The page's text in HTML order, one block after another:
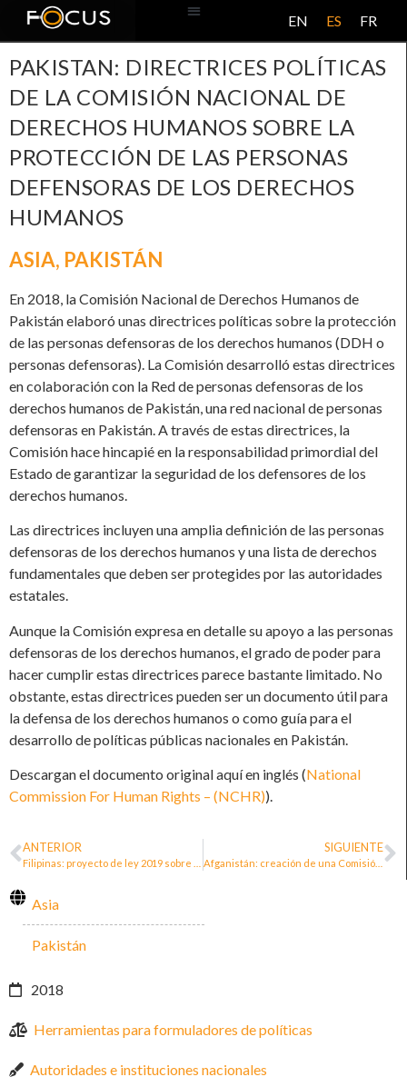
EN ES FR
PAKISTAN: DIRECTRICES POLÍTICAS
DE LA COMISIÓN NACIONAL DE
DERECHOS HUMANOS SOBRE LA
PROTECCIÓN DE LAS PERSONAS
DEFENSORAS DE LOS DERECHOS
HUMANOS
ASIA, PAKISTÁN
En 2018, la Comisión Nacional de Derechos Humanos de
Pakistán elaboró unas directrices políticas sobre la protección
de las personas defensoras de los derechos humanos (DDH o
personas defensoras). La Comisión desarrolló estas directrices
en colaboración con la Red de personas defensoras de los
derechos humanos de Pakistán, una red nacional de personas
defensoras en Pakistán. A través de estas directrices, la
Comisión hace hincapié en la responsabilidad primordial del
Estado de garantizar la seguridad de los defensores de los
derechos humanos.
Las directrices incluyen una amplia definición de las personas
defensoras de los derechos humanos y una lista de derechos
fundamentales que deben ser protegides por las autoridades
estatales.
Aunque la Comisión expresa en detalle su apoyo a las personas
defensoras de los derechos humanos, el grado de poder para
hacer cumplir estas directrices parece bastante limitado. No
obstante, estas directrices pueden ser un documento útil para
la defensa de los derechos humanos o como guía para el
desarrollo de políticas públicas nacionales en Pakistán.
Descargan el documento original aquí en inglés (National
Commission For Human Rights – (NCHR)).
ANTERIOR SIGUIENTE
Asia
Pakistán
2018
Herramientas para formuladores de políticas
Autoridades e instituciones nacionales